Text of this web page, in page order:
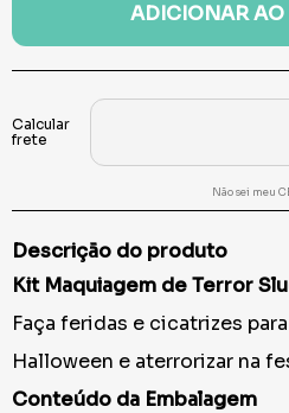
ADICIONAR
Não sei meu
Descrição do produto
Kit Maquiagem de Terror
Faça feridas e cicatrizes
Halloween e aterrorizar na
Conteúdo da Embalagem